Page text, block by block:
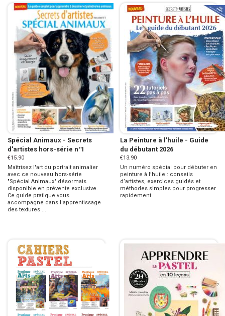
Spécial Animaux - Secrets
d'artistes hors-série n°1
€15.90
Maîtrisez l'art du portrait animalier
avec ce nouveau hors-série
"Spécial Animaux" désormais
disponible en prévente exclusive.
Ce guide pratique vous
accompagne dans l'apprentissage
des textures ...
La Peinture à l'huile - Guide
du débutant 2026
€13.90
Un numéro spécial pour débuter en
peinture à l’huile : conseils
d’artistes, exercices guidés et
méthodes simples pour progresser
rapidement.